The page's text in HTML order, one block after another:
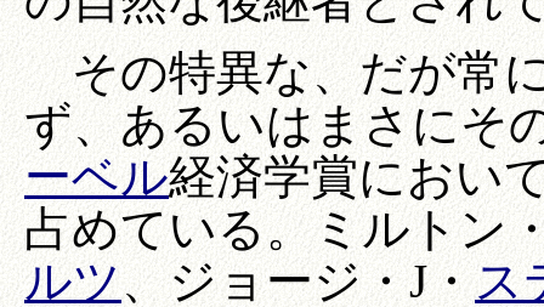
その特異な、だが常
ず、あるいはまさにそ
ーベル経済学賞におい
占めている。ミルトン
ルツ、ジョージ・J・ス